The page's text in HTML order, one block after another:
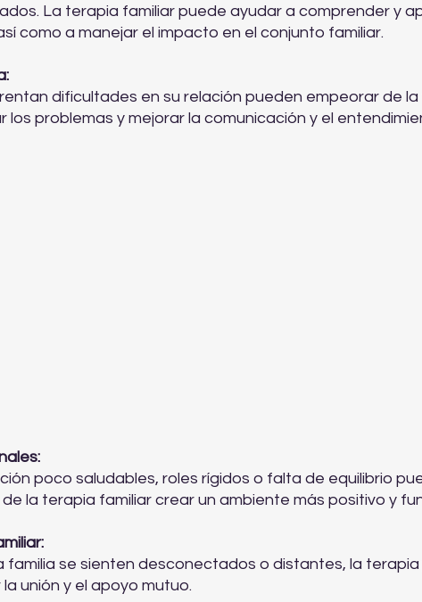
La terapia familiar puede ayudar a comprender y
como a manejar el impacto en el conjunto familiar.
dificultades en su relación pueden empeorar de
los problemas y mejorar la comunicación y el
poco saludables, roles rígidos o falta de equilibrio
la terapia familiar crear un ambiente más positivo y
familia se sienten desconectados o distantes, la
unión y el apoyo mutuo.